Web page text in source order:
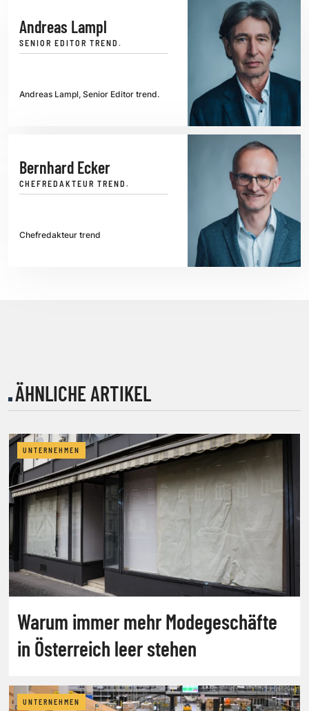
Andreas Lampl
SENIOR EDITOR TREND.
Andreas Lampl, Senior Editor trend.
Bernhard Ecker
CHEFREDAKTEUR TREND.
Chefredakteur trend
ÄHNLICHE ARTIKEL
UNTERNEHMEN
Warum immer mehr Modegeschäfte
in Österreich leer stehen
UNTERNEHMEN